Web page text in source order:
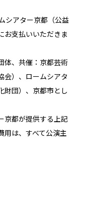
シアター京都（公益
お支払いいただきま
体、共催：京都芸術
会）、ロームシアタ
財団）、京都市とし
京都が提供する上記
用は、すべて公演主